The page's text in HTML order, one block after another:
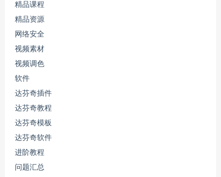
精品课程
精品资源
网络安全
视频素材
视频调色
软件
达芬奇插件
达芬奇教程
达芬奇模板
达芬奇软件
进阶教程
问题汇总